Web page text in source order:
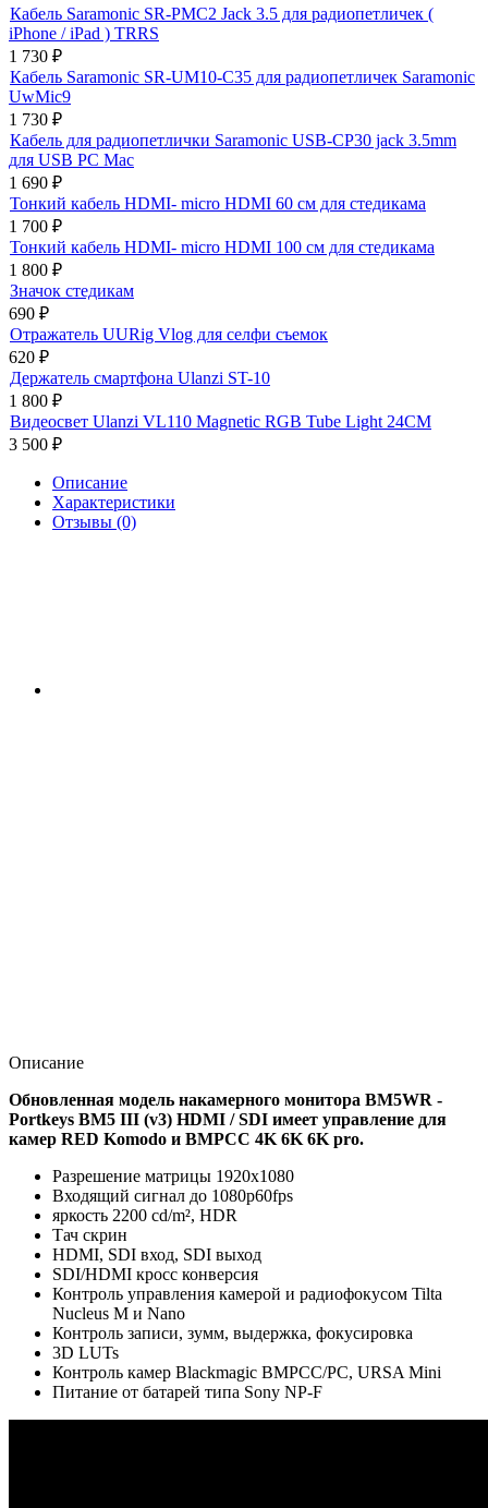
Кабель Saramonic SR-PMC2 Jack 3.5 для радиопетличек (
iPhone / iPad ) TRRS
1 730 ₽
Кабель Saramonic SR-UM10-C35 для радиопетличек Saramonic
UwMic9
1 730 ₽
Кабель для радиопетлички Saramonic USB-CP30 jack 3.5mm
для USB PC Mac
1 690 ₽
Тонкий кабель HDMI- micro HDMI 60 см для стедикама
1 700 ₽
Тонкий кабель HDMI- micro HDMI 100 см для стедикама
1 800 ₽
Значок стедикам
690 ₽
Отражатель UURig Vlog для селфи съемок
620 ₽
Держатель смартфона Ulanzi ST-10
1 800 ₽
Видеосвет Ulanzi VL110 Magnetic RGB Tube Light 24CM
3 500 ₽
Описание
Характеристики
Отзывы (0)
Описание
Обновленная модель накамерного монитора BM5WR -
Portkeys BM5 III (v3) HDMI / SDI имеет управление для
камер RED Komodo и BMPCC 4K 6K 6K pro.
Разрешение матрицы 1920x1080
Входящий сигнал до 1080p60fps
яркость 2200 cd/m², HDR
Тач скрин
HDMI, SDI вход, SDI выход
SDI/HDMI кросс конверсия
Контроль управления камерой и радиофокусом Tilta
Nucleus M и Nano
Контроль записи, зумм, выдержка, фокусировка
3D LUTs
Контроль камер Blackmagic BMPCC/PC, URSA Mini
Питание от батарей типа Sony NP-F